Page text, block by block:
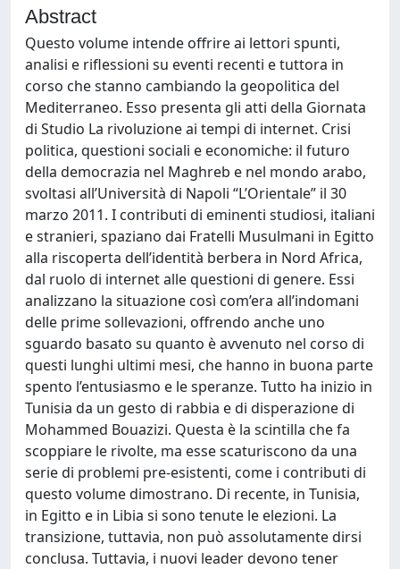
Abstract
Questo volume intende offrire ai lettori spunti,
analisi e riflessioni su eventi recenti e tuttora in
corso che stanno cambiando la geopolitica del
Mediterraneo. Esso presenta gli atti della Giornata
di Studio La rivoluzione ai tempi di internet. Crisi
politica, questioni sociali e economiche: il futuro
della democrazia nel Maghreb e nel mondo arabo,
svoltasi all’Università di Napoli “L’Orientale” il 30
marzo 2011. I contributi di eminenti studiosi, italiani
e stranieri, spaziano dai Fratelli Musulmani in Egitto
alla riscoperta dell’identità berbera in Nord Africa,
dal ruolo di internet alle questioni di genere. Essi
analizzano la situazione così com’era all’indomani
delle prime sollevazioni, offrendo anche uno
sguardo basato su quanto è avvenuto nel corso di
questi lunghi ultimi mesi, che hanno in buona parte
spento l’entusiasmo e le speranze. Tutto ha inizio in
Tunisia da un gesto di rabbia e di disperazione di
Mohammed Bouazizi. Questa è la scintilla che fa
scoppiare le rivolte, ma esse scaturiscono da una
serie di problemi pre-esistenti, come i contributi di
questo volume dimostrano. Di recente, in Tunisia,
in Egitto e in Libia si sono tenute le elezioni. La
transizione, tuttavia, non può assolutamente dirsi
conclusa. Tuttavia, i nuovi leader devono tener